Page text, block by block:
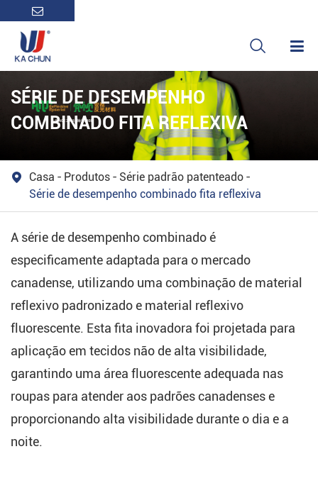

SÉRIE DE DESEMPENHO
COMBINADO FITA REFLEXIVA
 Casa Produtos
Série padrão patenteado
Série de desempenho combinado fita reflexiva
A série de desempenho combinado é
especificamente adaptada para o mercado
canadense, utilizando uma combinação de material
reflexivo padronizado e material reflexivo
fluorescente. Esta fita inovadora foi projetada para
aplicação em tecidos não de alta visibilidade,
garantindo uma área fluorescente adequada nas
roupas para atender aos padrões canadenses e
proporcionando alta visibilidade durante o dia e a
noite.